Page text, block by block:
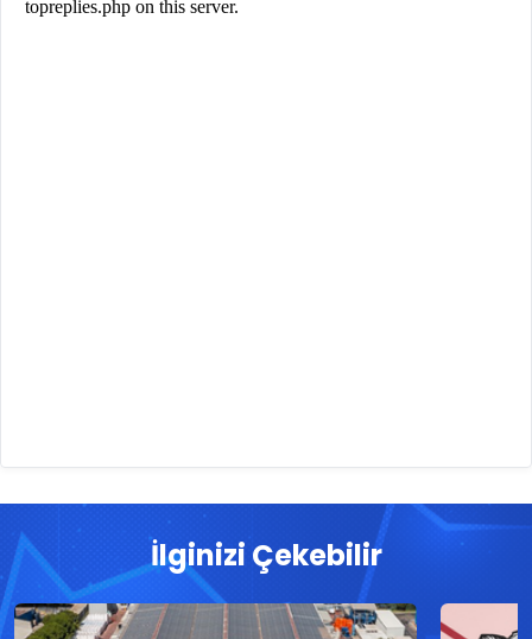
İlginizi Çekebilir